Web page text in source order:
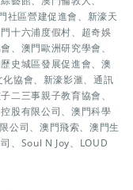
社區營建促進會、新濠天
十六浦度假村、超奇娛
、澳門歐洲研究學會、
史城區發展促進會、澳
協會、新濠影滙、通訊
二三事親子教育協會、
股有限公司、澳門科學
公司、澳門飛索、澳門生
、Soul N Joy、LOUD